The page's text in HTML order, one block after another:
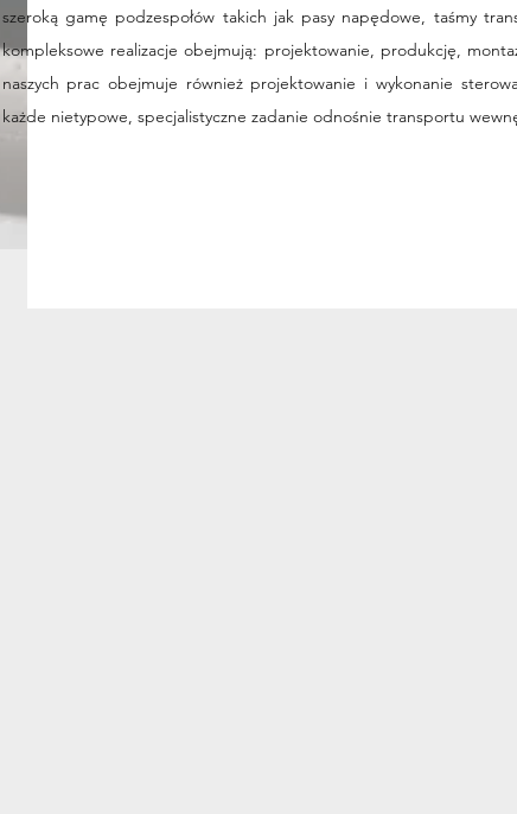
szeroką gamę podzespołów takich jak pasy napędowe, taśmy
kompleksowe realizacje obejmują: projektowanie, produkcję,
naszych prac obejmuje również projektowanie i wykonanie
każde nietypowe, specjalistyczne zadanie odnośnie transportu